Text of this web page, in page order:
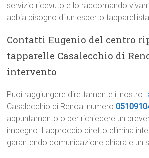
servizio ricevuto e lo raccomando
abbia bisogno di un esperto
Contatti Eugenio del centro
tapparelle Casalecchio di
intervento
Puoi raggiungere direttamente il nostro
Casalecchio di Renoal numero
appuntamento o per richiedere un
impegno. Lapproccio diretto elimina
garantendo comunicazione chiara e un